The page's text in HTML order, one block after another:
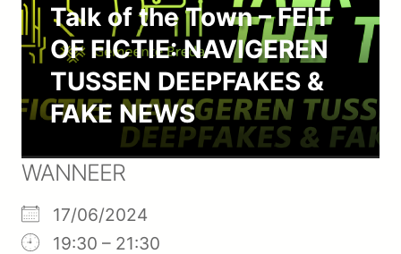
Talk of the Town – FEIT
OF FICTIE: NAVIGEREN
TUSSEN DEEPFAKES &
FAKE NEWS
WANNEER
17/06/2024
19:30 – 21:30